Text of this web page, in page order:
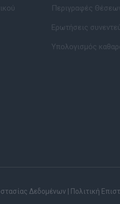
Περιγραφές
Ερωτήσεις
Υπολογισμός
Δεδομένων Πολιτική